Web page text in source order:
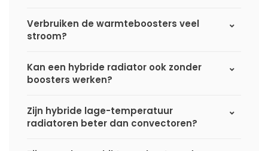
Verbruiken de warmteboosters veel
stroom?
Kan een hybride radiator ook zonder
boosters werken?
Zijn hybride lage-temperatuur
radiatoren beter dan convectoren?